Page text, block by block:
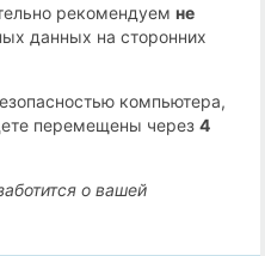
рекомендуемне
данных на сторонних
компьютера,
перемещены через4
о вашей